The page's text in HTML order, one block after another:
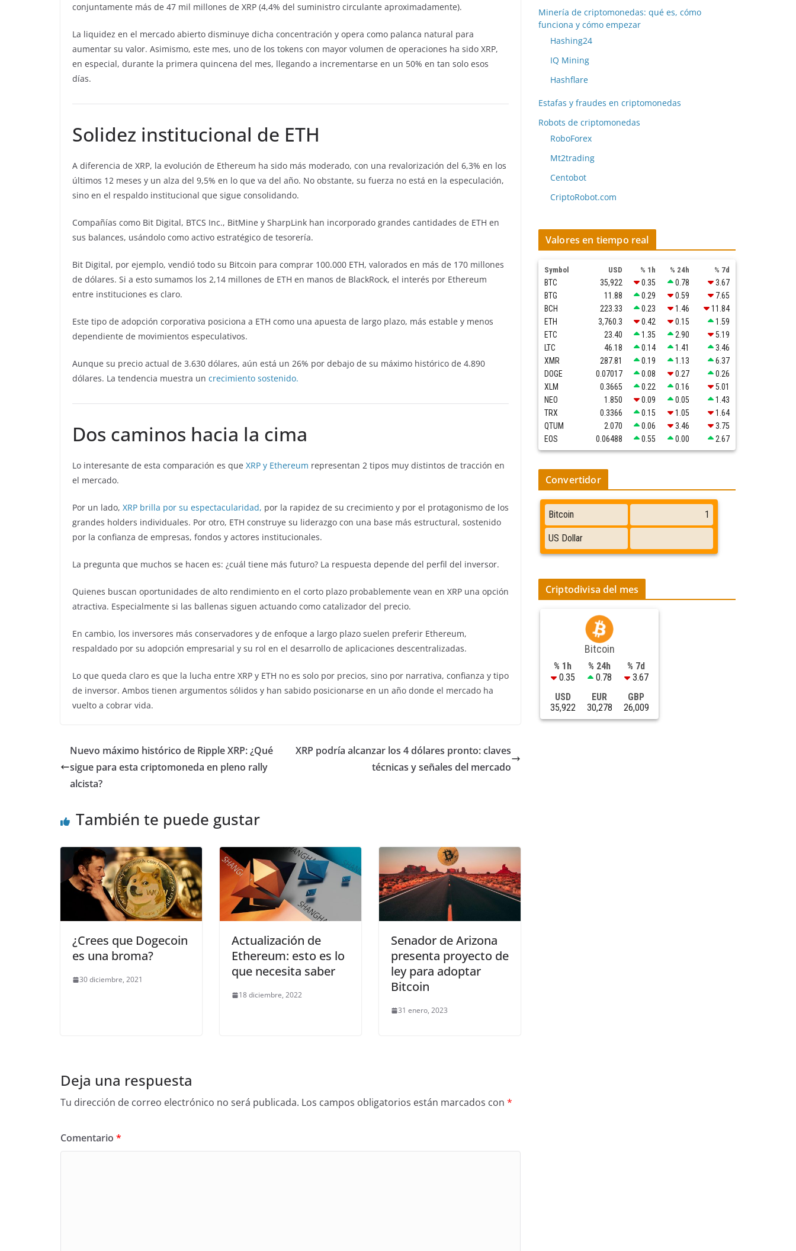
conjuntamente más de 47 mil millones de XRP (4,4% del suministro circulante aproximadamente).
La liquidez en el mercado abierto disminuye dicha concentración y opera como palanca natural para
aumentar su valor. Asimismo, este mes, uno de los tokens con mayor volumen de operaciones ha sido XRP,
en especial, durante la primera quincena del mes, llegando a incrementarse en un 50% en tan solo esos
días.
Solidez institucional de ETH
A diferencia de XRP, la evolución de Ethereum ha sido más moderado, con una revalorización del 6,3% en los
últimos 12 meses y un alza del 9,5% en lo que va del año. No obstante, su fuerza no está en la especulación,
sino en el respaldo institucional que sigue consolidando.
Compañías como Bit Digital, BTCS Inc., BitMine y SharpLink han incorporado grandes cantidades de ETH en
sus balances, usándolo como activo estratégico de tesorería.
Bit Digital, por ejemplo, vendió todo su Bitcoin para comprar 100.000 ETH, valorados en más de 170 millones
de dólares. Si a esto sumamos los 2,14 millones de ETH en manos de BlackRock, el interés por Ethereum
entre instituciones es claro.
Este tipo de adopción corporativa posiciona a ETH como una apuesta de largo plazo, más estable y menos
dependiente de movimientos especulativos.
Aunque su precio actual de 3.630 dólares, aún está un 26% por debajo de su máximo histórico de 4.890
dólares. La tendencia muestra un crecimiento sostenido.
Dos caminos hacia la cima
Lo interesante de esta comparación es que XRP y Ethereum representan 2 tipos muy distintos de tracción en
el mercado.
Por un lado, XRP brilla por su espectacularidad, por la rapidez de su crecimiento y por el protagonismo de los
grandes holders individuales. Por otro, ETH construye su liderazgo con una base más estructural, sostenido
por la confianza de empresas, fondos y actores institucionales.
La pregunta que muchos se hacen es: ¿cuál tiene más futuro? La respuesta depende del perfil del inversor.
Quienes buscan oportunidades de alto rendimiento en el corto plazo probablemente vean en XRP una opción
atractiva. Especialmente si las ballenas siguen actuando como catalizador del precio.
En cambio, los inversores más conservadores y de enfoque a largo plazo suelen preferir Ethereum,
respaldado por su adopción empresarial y su rol en el desarrollo de aplicaciones descentralizadas.
Lo que queda claro es que la lucha entre XRP y ETH no es solo por precios, sino por narrativa, confianza y tipo
de inversor. Ambos tienen argumentos sólidos y han sabido posicionarse en un año donde el mercado ha
vuelto a cobrar vida.
Nuevo máximo histórico de Ripple XRP: ¿Qué
sigue para esta criptomoneda en pleno rally
alcista?
XRP podría alcanzar los 4 dólares pronto: claves
técnicas y señales del mercado
También te puede gustar
¿Crees que Dogecoin
es una broma?
30 diciembre, 2021
Actualización de
Ethereum: esto es lo
que necesita saber
18 diciembre, 2022
Senador de Arizona
presenta proyecto de
ley para adoptar
Bitcoin
31 enero, 2023
Deja una respuesta
Tu dirección de correo electrónico no será publicada. Los campos obligatorios están marcados con *
Comentario *
Minería de criptomonedas: qué es, cómo
funciona y cómo empezar
Hashing24
IQ Mining
Hashflare
Estafas y fraudes en criptomonedas
Robots de criptomonedas
RoboForex
Mt2trading
Centobot
CriptoRobot.com
Valores en tiempo real
Symbol USD % 1h % 24h % 7d
BTC 35,922 0.35 0.78
3.67
BTG
11.88 0.29 0.59
7.65
BCH
223.33 0.23 1.46
11.84
ETH
3,760.3 0.42 0.15
1.59
ETC
23.40 1.35 2.90
5.19
LTC
46.18 0.14 1.41
3.46
XMR
287.81 0.19 1.13
6.37
DOGE
0.07017 0.08 0.27
0.26
XLM
0.3665 0.22 0.16
5.01
NEO
1.850 0.09 0.05
1.43
TRX
0.3366 0.15 1.05
1.64
QTUM
2.070 0.06 3.46
3.75
EOS
0.06488 0.55 0.00 2.67
Convertidor
Criptodivisa del mes
Bitcoin
% 1h
0.35
% 24h
0.78
% 7d
3.67
USD
35,922
EUR
30,278
GBP
26,009